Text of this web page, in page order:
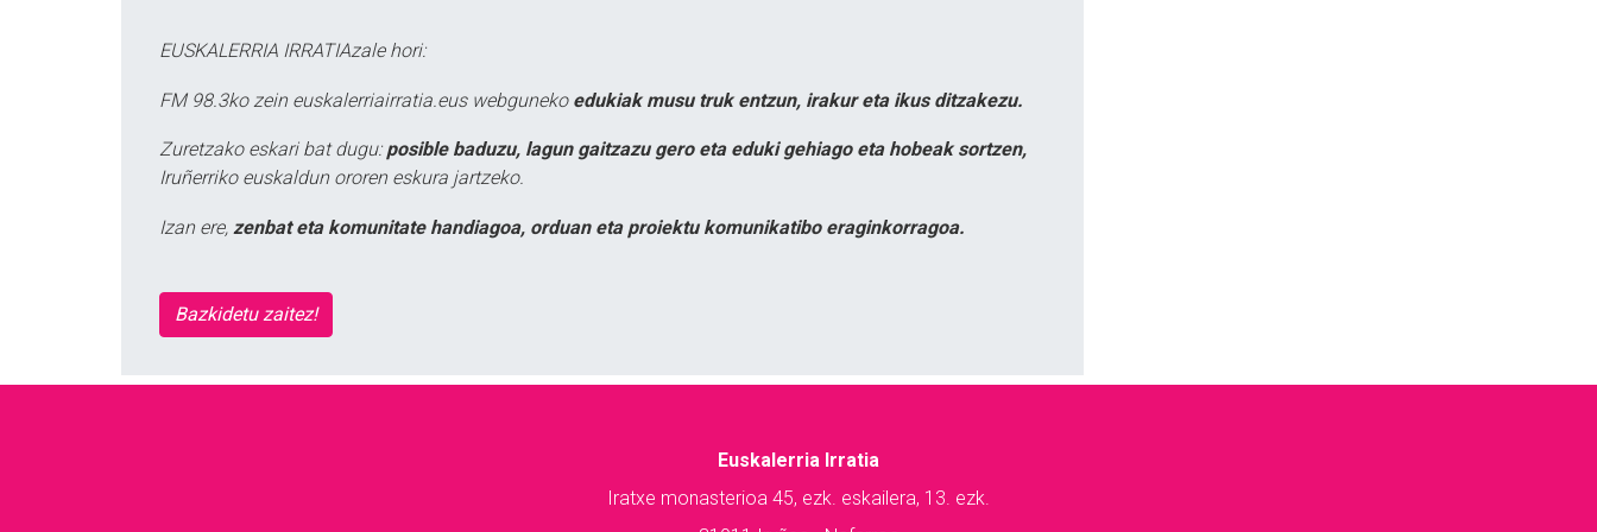
EUSKALERRIA IRRATIAzale hori:
FM 98.3ko zein euskalerriairratia.eus webguneko edukiak musu truk entzun, irakur eta ikus ditzakezu.
Zuretzako eskari bat dugu: posible baduzu, lagun gaitzazu gero eta eduki gehiago eta hobeak sortzen,
Iruñerriko euskaldun ororen eskura jartzeko.
Izan ere, zenbat eta komunitate handiagoa, orduan eta proiektu komunikatibo eraginkorragoa.
Bazkidetu zaitez!
Euskalerria Irratia
Iratxe monasterioa 45, ezk. eskailera, 13. ezk.